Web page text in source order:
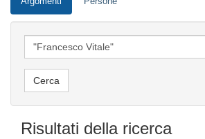
Risultati della ricerca